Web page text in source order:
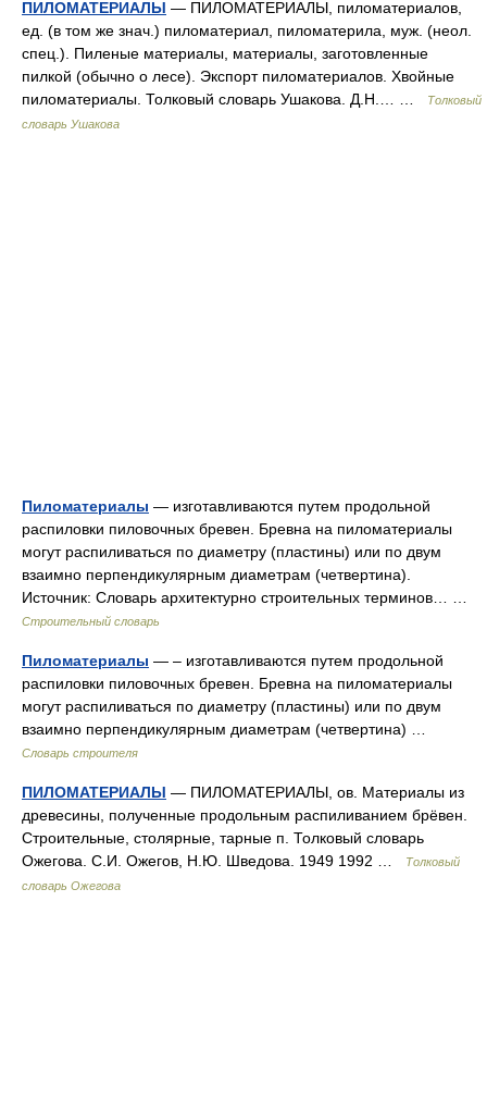
ПИЛОМАТЕРИАЛЫ — ПИЛОМАТЕРИАЛЫ, пиломатериалов,
ед. (в том же знач.) пиломатериал, пиломатерила, муж. (неол.
спец.). Пиленые материалы, материалы, заготовленные
пилкой (обычно о лесе). Экспорт пиломатериалов. Хвойные
пиломатериалы. Толковый словарь Ушакова. Д.Н.… …
Толковый
словарь Ушакова
Пиломатериалы — изготавливаются путем продольной
распиловки пиловочных бревен. Бревна на пиломатериалы
могут распиливаться по диаметру (пластины) или по двум
взаимно перпендикулярным диаметрам (четвертина).
Источник: Словарь архитектурно строительных терминов… …
Строительный словарь
Пиломатериалы — – изготавливаются путем продольной
распиловки пиловочных бревен. Бревна на пиломатериалы
могут распиливаться по диаметру (пластины) или по двум
взаимно перпендикулярным диаметрам (четвертина) …
Словарь строителя
ПИЛОМАТЕРИАЛЫ — ПИЛОМАТЕРИАЛЫ, ов. Материалы из
древесины, полученные продольным распиливанием брёвен.
Строительные, столярные, тарные п. Толковый словарь
Ожегова. С.И. Ожегов, Н.Ю. Шведова. 1949 1992 …
Толковый
словарь Ожегова